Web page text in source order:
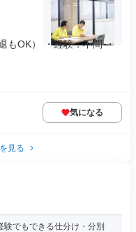
もOK） ・経験：不問 ・
気になる
見る
でもできる仕分け・分別